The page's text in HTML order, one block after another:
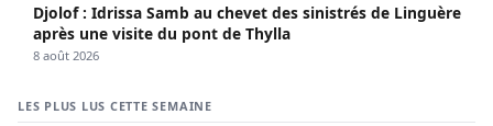
Djolof : Idrissa Samb au chevet des sinistrés de Linguère
après une visite du pont de Thylla
8 août 2026
LES PLUS LUS CETTE SEMAINE